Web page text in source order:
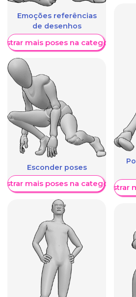
Emoções referências
de desenhos
mais poses na categoria
Esconder poses
mais poses na categoria
Mostrar